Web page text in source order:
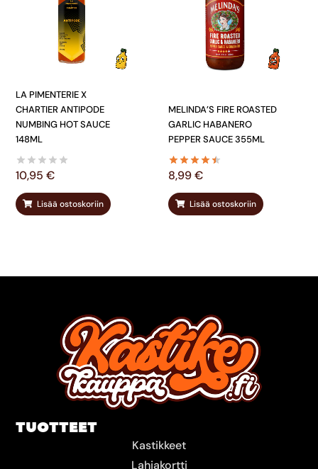
LA PIMENTERIE X
CHARTIER ANTIPODE
NUMBING HOT SAUCE
148ML
10,95 €
Lisää ostoskoriin
MELINDA’S FIRE ROASTED
GARLIC HABANERO
PEPPER SAUCE 355ML
8,99€
Lisää ostoskoriin
TUOTTEET
Kastikkeet
Lahjakortti